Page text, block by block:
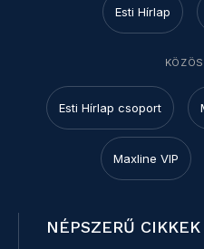
Esti Hírlap
Esti Hírlap csoport
Maxline VIP
NÉPSZERŰ CIKKEK